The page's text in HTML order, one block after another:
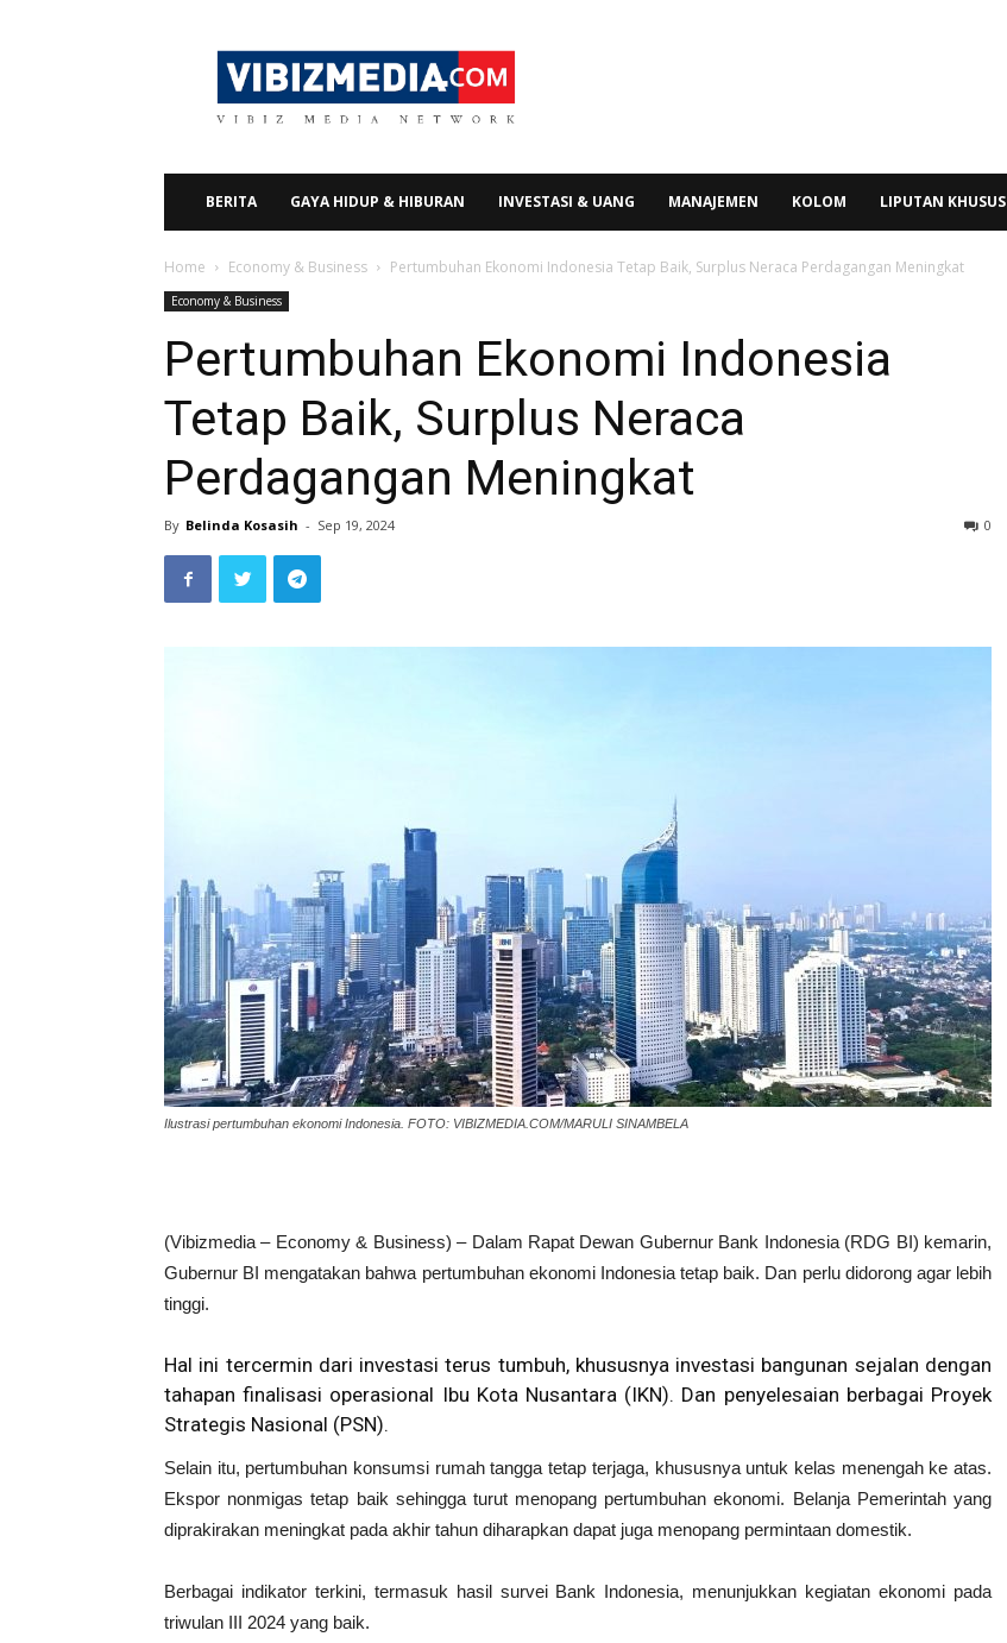
Vibizmedia.com
BERITA GAYA HIDUP & HIBURAN INVESTASI & UANG MANAJEMEN KOLOM LIPUTAN KHUSUS
Home Economy & Business Pertumbuhan Ekonomi Indonesia Tetap Baik, Surplus Neraca Perdagangan Meningkat
Economy & Business
Pertumbuhan Ekonomi Indonesia
Tetap Baik, Surplus Neraca
Perdagangan Meningkat
By Belinda Kosasih - Sep 19, 2024 0
Ilustrasi pertumbuhan ekonomi Indonesia. FOTO: VIBIZMEDIA.COM/MARULI SINAMBELA
(Vibizmedia – Economy & Business) – Dalam Rapat Dewan Gubernur Bank Indonesia (RDG BI) kemarin,
Gubernur BI mengatakan bahwa pertumbuhan ekonomi Indonesia tetap baik. Dan perlu didorong agar lebih
tinggi.
Hal ini tercermin dari investasi terus tumbuh, khususnya investasi bangunan sejalan dengan
tahapan finalisasi operasional Ibu Kota Nusantara (IKN). Dan penyelesaian berbagai Proyek
Strategis Nasional (PSN).
Selain itu, pertumbuhan konsumsi rumah tangga tetap terjaga, khususnya untuk kelas menengah ke atas.
Ekspor nonmigas tetap baik sehingga turut menopang pertumbuhan ekonomi. Belanja Pemerintah yang
diprakirakan meningkat pada akhir tahun diharapkan dapat juga menopang permintaan domestik.
Berbagai indikator terkini, termasuk hasil survei Bank Indonesia, menunjukkan kegiatan ekonomi pada
triwulan III 2024 yang baik.